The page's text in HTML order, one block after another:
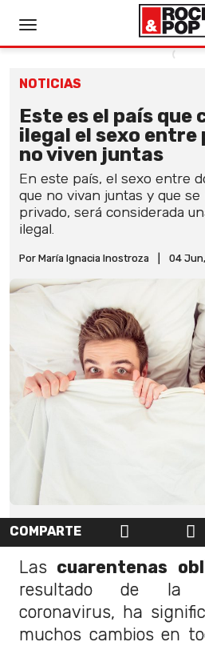
NOTICIAS
Este es el país que
ilegal el sexo entre
no viven juntas
En este país, el sexo entre
que no vivan juntas y que
privado, será considerada
ilegal.
Por María Ignacia Inostroza 04
COMPARTE
Las cuarentenas
resultado de la
coronavirus, ha
muchos cambios en